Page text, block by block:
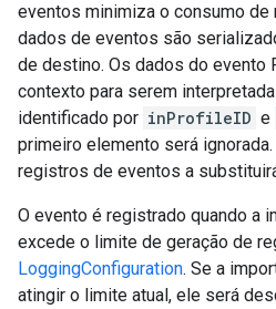
eventos minimiza o consumo de
dados de eventos são
de destino. Os dados do evento
contexto para serem
identificado por inProfileID e
primeiro elemento será
registros de eventos a
O evento é registrado quando a
excede o limite de geração de
LoggingConfiguration. Se a
atingir o limite atual, ele será